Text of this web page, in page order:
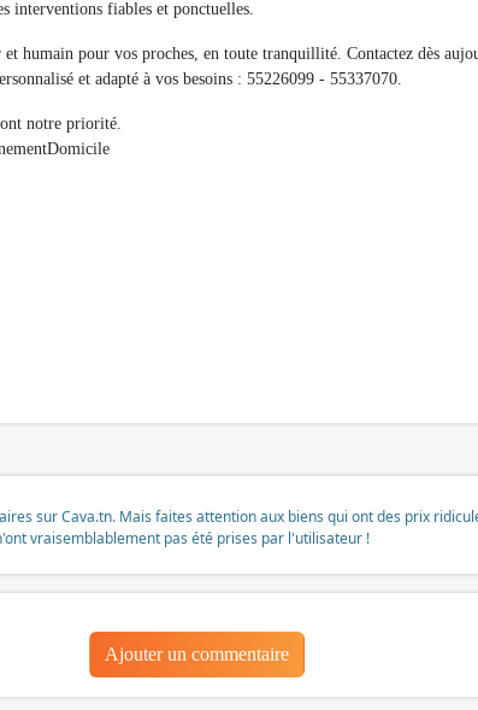
interventions fiables et ponctuelles.
humain pour vos proches, en toute tranquillité. Contactez dès
et adapté à vos besoins : 55226099 - 55337070.
santé de vos proches sont
sur Cava.tn. Mais faites attention aux biens qui ont des prix
vraisemblablement pas été prises par l'utilisateur !
Ajouter un commentaire